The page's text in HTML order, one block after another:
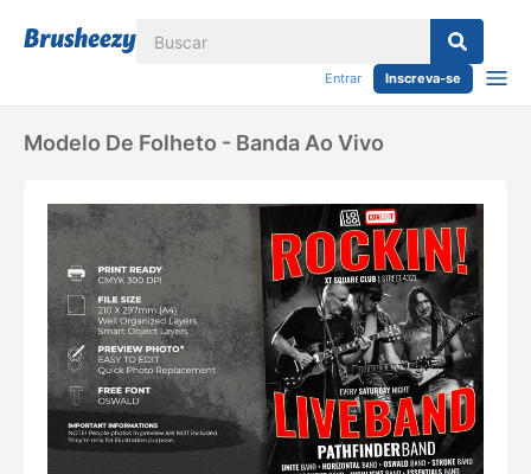
Entrar Inscreva-se
Modelo De Folheto - Banda Ao Vivo